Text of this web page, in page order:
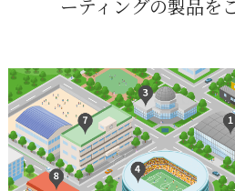
ーティングの製品を